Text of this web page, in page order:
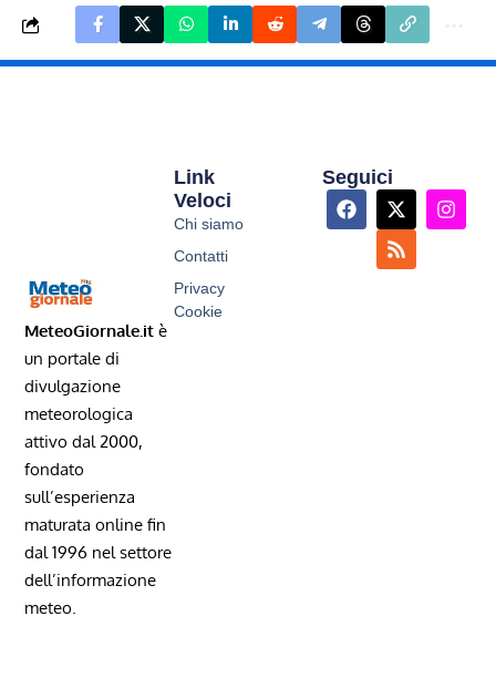
MeteoGiornale.it è
un portale di
divulgazione
meteorologica
attivo dal 2000,
fondato
sull’esperienza
maturata online fin
dal 1996 nel settore
dell’informazione
meteo.
Link
Veloci
Chi siamo
Contatti
Privacy
Cookie
Seguici